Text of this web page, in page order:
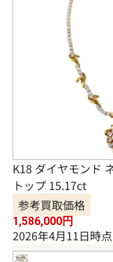
K18 ダイヤモンド
トップ 15.17ct
参考買取価格
1,586,000円
2026年4月11日時点